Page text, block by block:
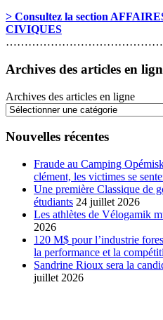
> Consultez la section
CIVIQUES
Archives des articles en
Archives des articles en ligne
Nouvelles récentes
Fraude au Camping
clément, les victimes se
Une première Classique de
étudiants 24 juillet 2026
Les athlètes de Vélogamik
2026
120 M$ pour l’industrie
la performance et la
Sandrine Rioux sera la
juillet 2026